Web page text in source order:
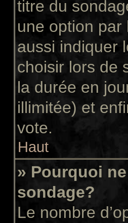
titre du
une option par
aussi indiquer
choisir lors de
la durée en
illimitée) et
vote.
Haut
» Pourquoi
sondage?
Le nombre